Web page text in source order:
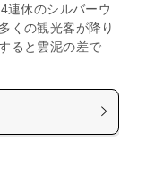
連休のシルバーウ
くの観光客が降り
ると雲泥の差で